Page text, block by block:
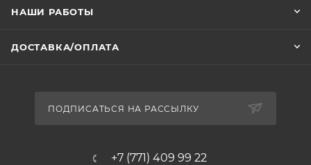
НАШИ РАБОТЫ
ДОСТАВКА/ОПЛАТА
ПОДПИСАТЬСЯ НА РАССЫЛКУ
+7 (771) 409 99 22